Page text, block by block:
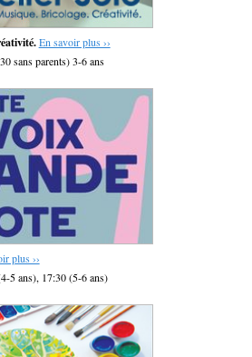
En savoir plus ››
sans parents) 3-6 ans
plus ››
5 ans), 17:30 (5-6 ans)